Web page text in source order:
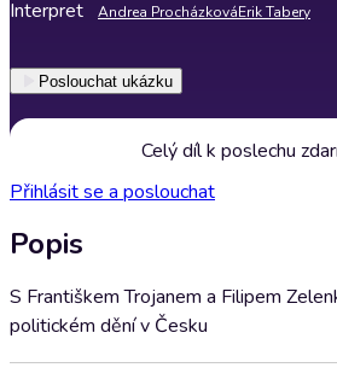
Interpret Andrea ProcházkováErik Tabery
Poslouchat ukázku
Celý díl k poslechu
Přihlásit se a poslouchat
Popis
S Františkem Trojanem a Filipem
politickém dění v Česku